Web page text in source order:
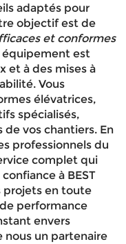
adaptés pour
objectif est de
et conformes
équipement est
et à des mises à
Vous
élévatrices,
spécialisés,
vos chantiers. En
professionnels du
complet qui
à BEST
projets en toute
performance
envers
nous un partenaire